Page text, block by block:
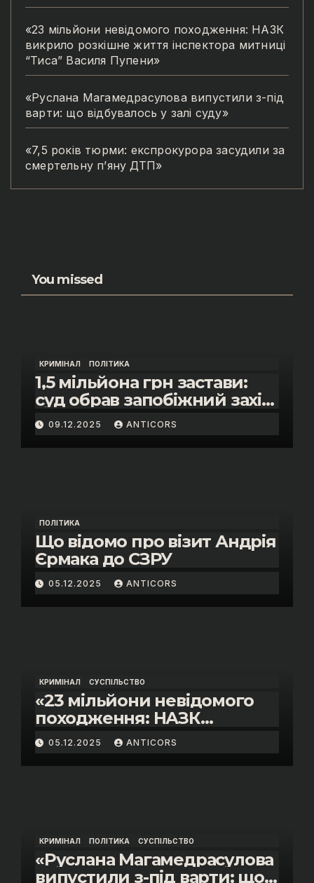
«23 мільйони невідомого походження: НАЗК
викрило розкішне життя інспектора митниці
“Тиса” Василя Пупени»
«Руслана Магамедрасулова випустили з-під
варти: що відбувалось у залі суду»
«7,5 років тюрми: експрокурора засудили за
смертельну п’яну ДТП»
You missed
КРИМІНАЛ ПОЛІТИКА
1,5 мільйона грн застави:
суд обрав запобіжний захід
помічнику нардепки Анни
Скороход у справі про
«санкційний підкуп»
09.12.2025 ANTICORS
ПОЛІТИКА
Що відомо про візит Андрія
Єрмака до СЗРУ
05.12.2025 ANTICORS
КРИМІНАЛ СУСПІЛЬСТВО
«23 мільйони невідомого
походження: НАЗК
викрило розкішне життя
інспектора митниці “Тиса”
Василя Пупени»
05.12.2025 ANTICORS
КРИМІНАЛ ПОЛІТИКА СУСПІЛЬСТВО
«Руслана Магамедрасулова
випустили з-під варти: що